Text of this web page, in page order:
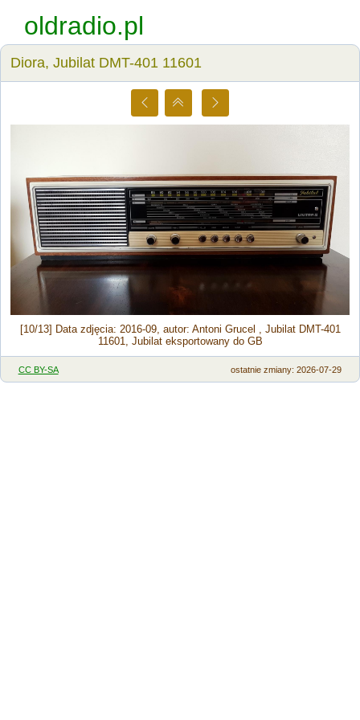
oldradio.pl
Diora, Jubilat DMT-401 11601
[10/13] Data zdjęcia: 2016-09, autor: Antoni Grucel , Jubilat DMT-401
11601, Jubilat eksportowany do GB
CC BY-SA ostatnie zmiany: 2026-07-29